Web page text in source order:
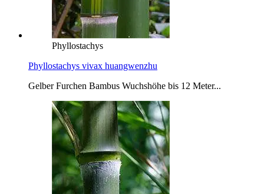
Phyllostachys
Phyllostachys vivax huangwenzhu
Gelber Furchen Bambus Wuchshöhe bis 12 Meter...